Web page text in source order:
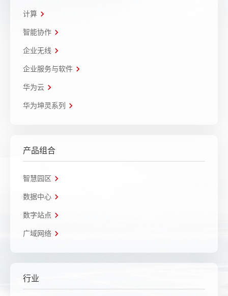
计算
智能协作
企业无线
企业服务与软件
华为云
华为坤灵系列
产品组合
智慧园区
数据中心
数字站点
广域网络
行业